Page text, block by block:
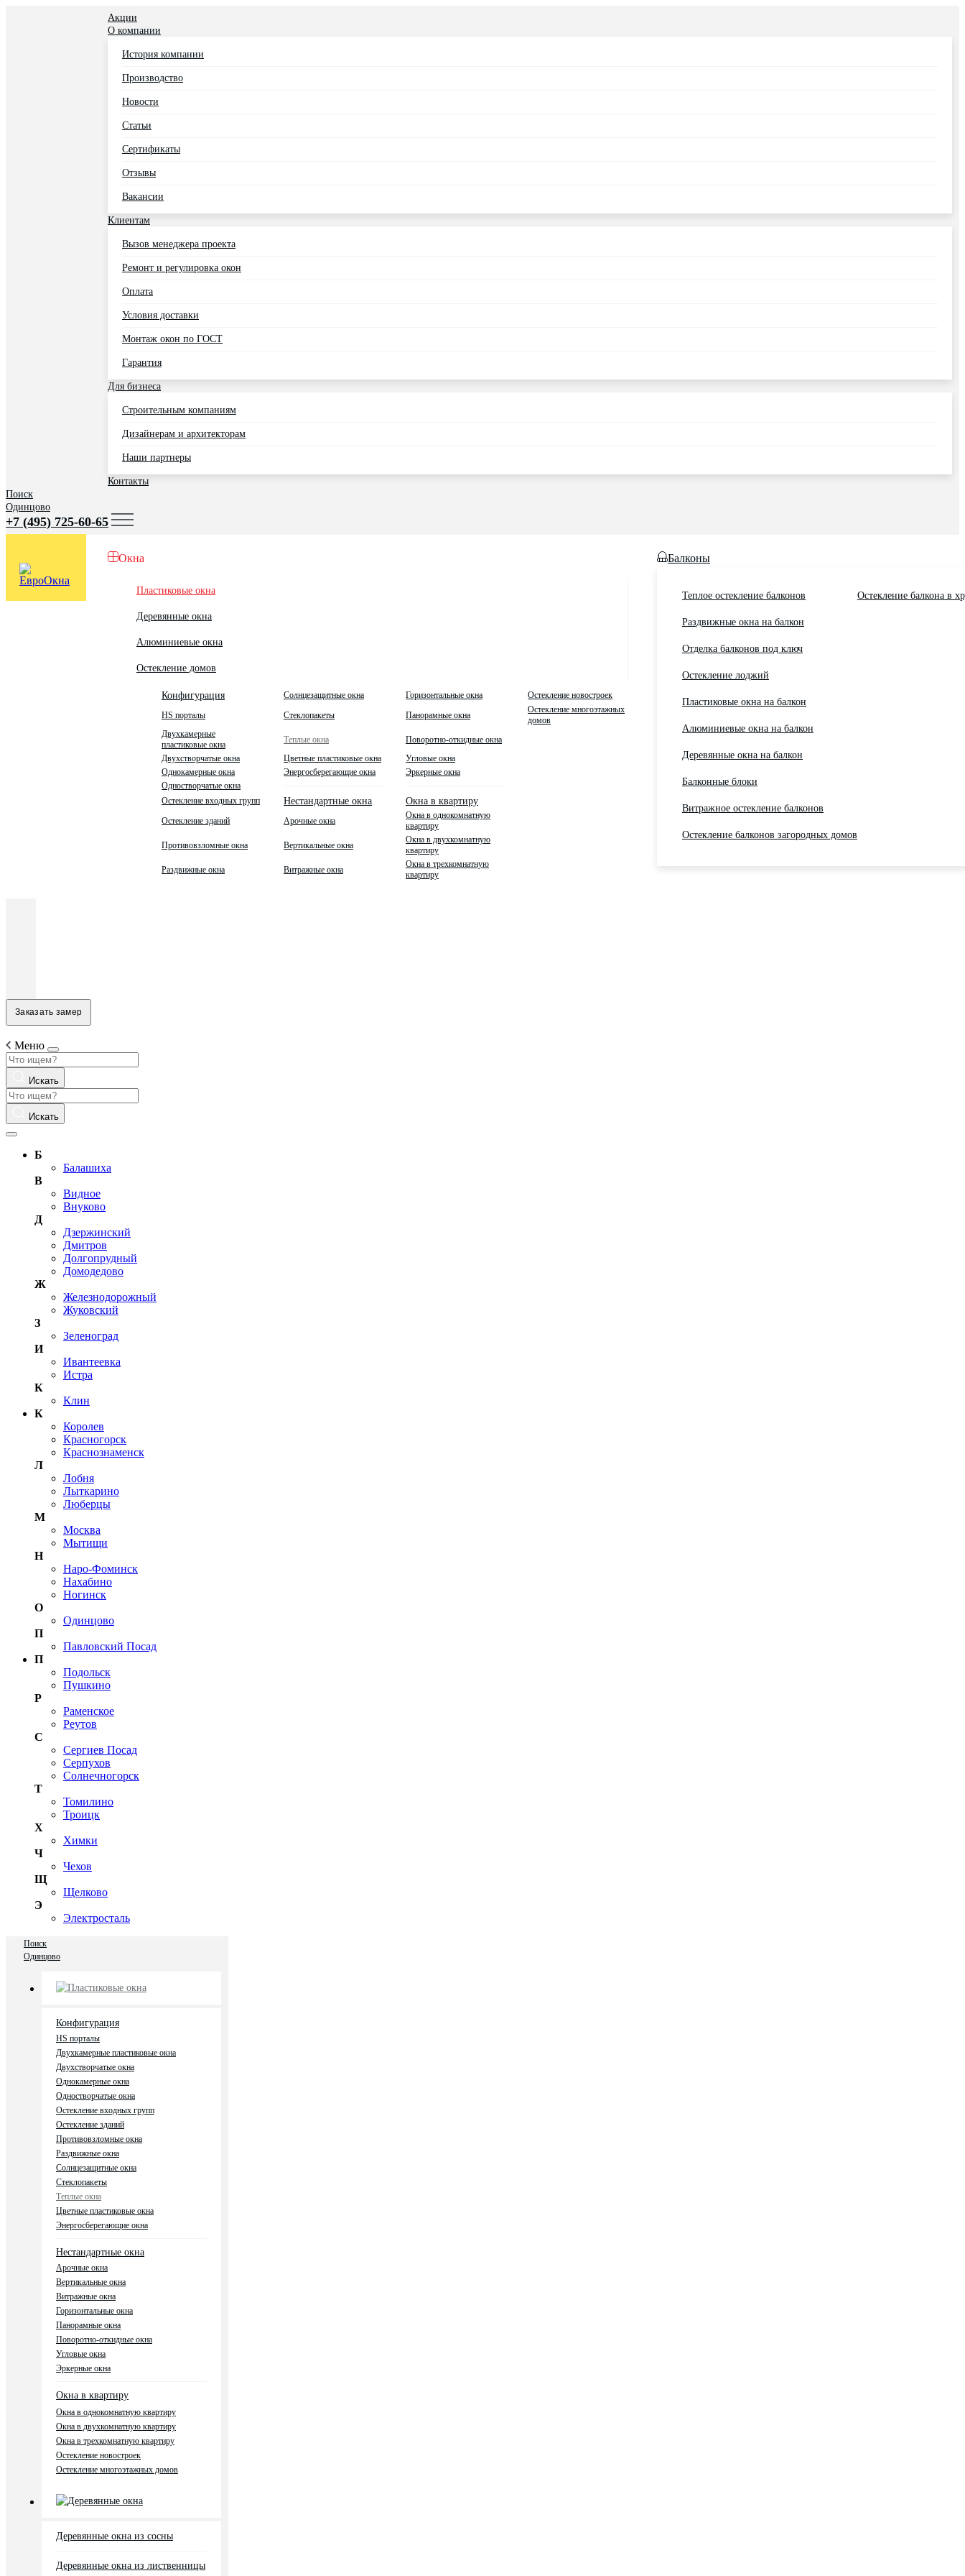
Акции
О компании
История компании
Производство
Новости
Статьи
Сертификаты
Отзывы
Вакансии
Клиентам
Вызов менеджера проекта
Ремонт и регулировка окон
Оплата
Условия доставки
Монтаж окон по ГОСТ
Гарантия
Для бизнеса
Строительным компаниям
Дизайнерам и архитекторам
Наши партнеры
Контакты
Поиск
Одинцово
+7 (495) 725-60-65
Окна
Пластиковые окна
Деревянные окна
Алюминиевые окна
Остекление домов
Конфигурация
HS порталы
Двухкамерные
пластиковые окна
Двухстворчатые окна
Однокамерные окна
Одностворчатые окна
Остекление входных групп
Остекление зданий
Противовзломные окна
Раздвижные окна
Солнцезащитные окна
Стеклопакеты
Теплые окна
Цветные пластиковые окна
Энергосберегающие окна
Нестандартные окна
Арочные окна
Вертикальные окна
Витражные окна
Горизонтальные окна
Панорамные окна
Поворотно-откидные окна
Угловые окна
Эркерные окна
Окна в квартиру
Окна в однокомнатную
квартиру
Окна в двухкомнатную
квартиру
Окна в трехкомнатную
квартиру
Остекление новостроек
Остекление многоэтажных
домов
Балконы
Теплое остекление балконов
Раздвижные окна на балкон
Отделка балконов под ключ
Остекление лоджий
Пластиковые окна на балкон
Алюминиевые окна на балкон
Деревянные окна на балкон
Балконные блоки
Витражное остекление балконов
Остекление балконов загородных домов
Остекление балкона в
Заказать замер
Меню
Искать
Искать
Б
Балашиха
В
Видное
Внуково
Д
Дзержинский
Дмитров
Долгопрудный
Домодедово
Ж
Железнодорожный
Жуковский
З
Зеленоград
И
Ивантеевка
Истра
К
Клин
К
Королев
Красногорск
Краснознаменск
Л
Лобня
Лыткарино
Люберцы
М
Москва
Мытищи
Н
Наро-Фоминск
Нахабино
Ногинск
О
Одинцово
П
Павловский Посад
П
Подольск
Пушкино
Р
Раменское
Реутов
С
Сергиев Посад
Серпухов
Солнечногорск
Т
Томилино
Троицк
Х
Химки
Ч
Чехов
Щ
Щелково
Э
Электросталь
Поиск
Одинцово
Пластиковые окна
Конфигурация
HS порталы
Двухкамерные пластиковые окна
Двухстворчатые окна
Однокамерные окна
Одностворчатые окна
Остекление входных групп
Остекление зданий
Противовзломные окна
Раздвижные окна
Солнцезащитные окна
Стеклопакеты
Теплые окна
Цветные пластиковые окна
Энергосберегающие окна
Нестандартные окна
Арочные окна
Вертикальные окна
Витражные окна
Горизонтальные окна
Панорамные окна
Поворотно-откидные окна
Угловые окна
Эркерные окна
Окна в квартиру
Окна в однокомнатную квартиру
Окна в двухкомнатную квартиру
Окна в трехкомнатную квартиру
Остекление новостроек
Остекление многоэтажных домов
Деревянные окна
Деревянные окна из сосны
Деревянные окна из лиственницы